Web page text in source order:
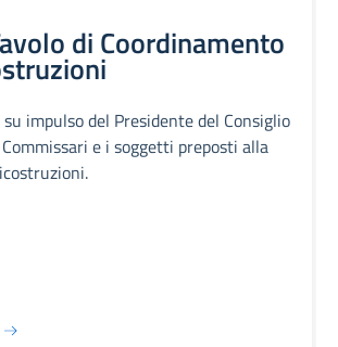
di Coordinamento
impulso del Presidente del Consiglio
e i soggetti preposti alla